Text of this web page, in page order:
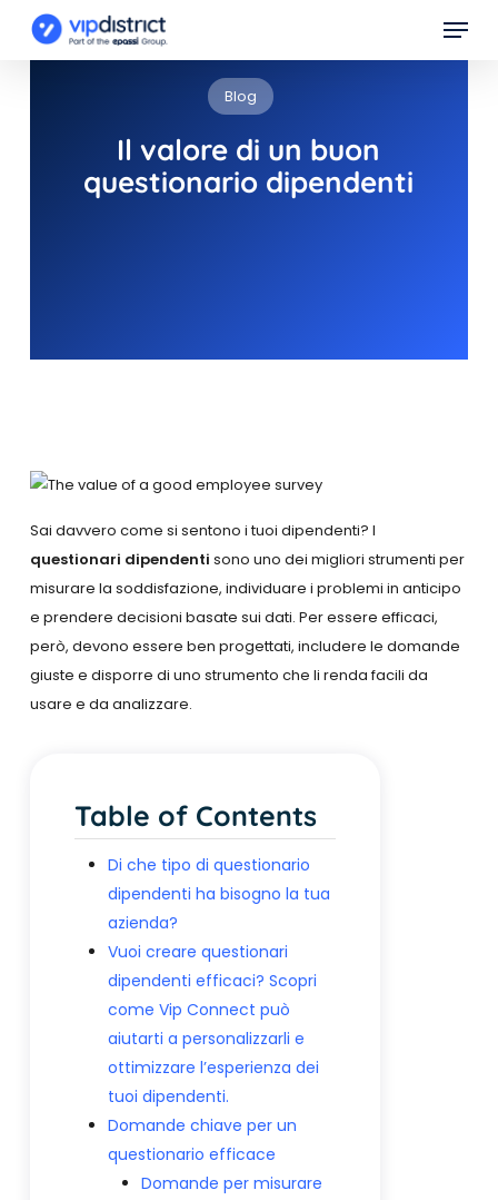
Menu
Blog
Il valore di un buon
questionario dipendenti
Sai davvero come si sentono i tuoi dipendenti? I
questionari dipendenti sono uno dei migliori strumenti per
misurare la soddisfazione, individuare i problemi in anticipo
e prendere decisioni basate sui dati. Per essere efficaci,
però, devono essere ben progettati, includere le domande
giuste e disporre di uno strumento che li renda facili da
usare e da analizzare.
Table of Contents
Di che tipo di questionario
dipendenti ha bisogno la tua
azienda?
Vuoi creare questionari
dipendenti efficaci? Scopri
come Vip Connect può
aiutarti a personalizzarli e
ottimizzare l’esperienza dei
tuoi dipendenti.
Domande chiave per un
questionario efficace
Domande per misurare